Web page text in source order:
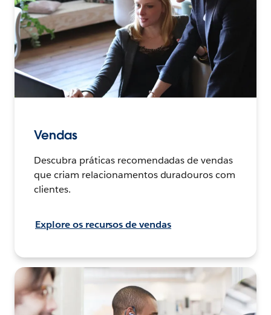
Vendas
Descubra práticas recomendadas de vendas
que criam relacionamentos duradouros com
clientes.
Explore os recursos de vendas